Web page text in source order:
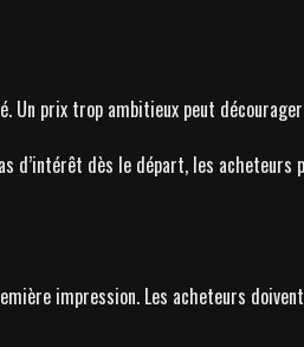
Un prix trop ambitieux peut
dès le départ, les acheteurs
impression. Les acheteurs